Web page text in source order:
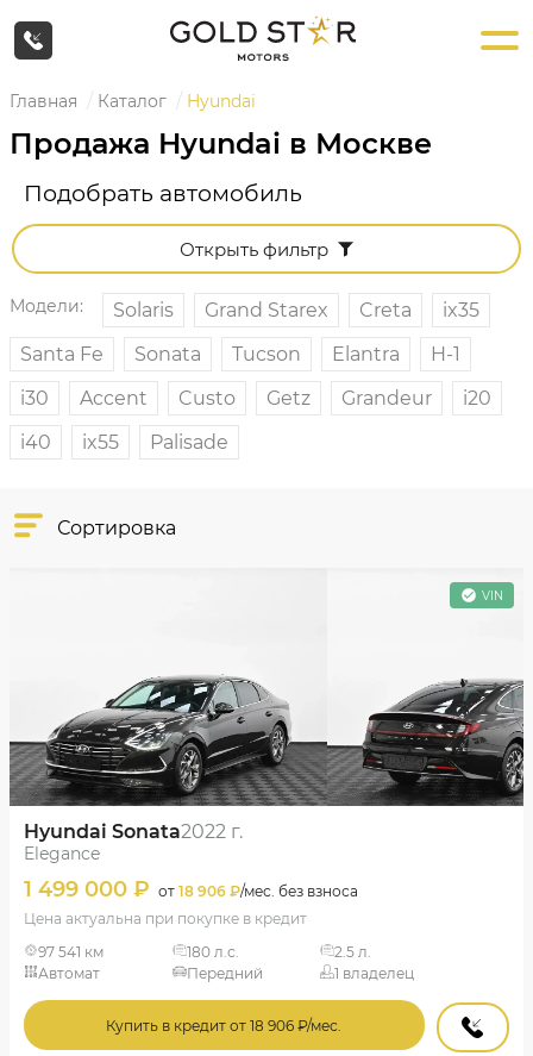
Главная Каталог Hyundai
Продажа Hyundai в Москве
Подобрать автомобиль
Открыть фильтр
Модели: Solaris Grand Starex Creta
ix35
Santa Fe
Sonata Tucson Elantra
H-1
i30
Accent Custo Getz Grandeur
i20
i40
ix55 Palisade
Сортировка
Год старше
VIN
Hyundai Sonata2022 г.
Elegance
1 499 000 ₽ от 18 906 ₽/мес. без взноса
Цена актуальна при покупке в кредит
97 541 км
180 л.с.
2.5 л.
Автомат
Передний 1 владелец
Купить в кредит от 18 906 ₽/мес.